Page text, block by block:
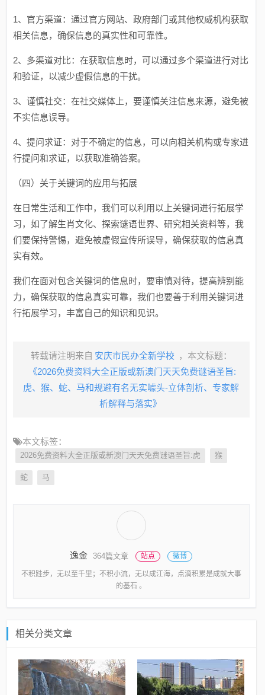
1、官方渠道：通过官方网站、政府部门或其他权威机构获取
相关信息，确保信息的真实性和可靠性。
2、多渠道对比：在获取信息时，可以通过多个渠道进行对比
和验证，以减少虚假信息的干扰。
3、谨慎社交：在社交媒体上，要谨慎关注信息来源，避免被
不实信息误导。
4、提问求证：对于不确定的信息，可以向相关机构或专家进
行提问和求证，以获取准确答案。
（四）关于关键词的应用与拓展
在日常生活和工作中，我们可以利用以上关键词进行拓展学
习，如了解生肖文化、探索谜语世界、研究相关资料等，我
们要保持警惕，避免被虚假宣传所误导，确保获取的信息真
实有效。
我们在面对包含关键词的信息时，要审慎对待，提高辨别能
力，确保获取的信息真实可靠，我们也要善于利用关键词进
行拓展学习，丰富自己的知识和见识。
转载请注明来自 安庆市民办全新学校 ，本文标题：
《2026免费资料大全正版或新澳门天天免费谜语圣旨:
虎、猴、蛇、马和规避有名无实噱头-立体剖析、专家解
析解释与落实》
本文标签：
2026免费资料大全正版或新澳门天天免费谜语圣旨:虎 猴
蛇 马
逸金 364篇文章 站点 微博
不积跬步，无以至千里；不积小流，无以成江海，点滴积累是成就大事
的基石 。
相关分类文章